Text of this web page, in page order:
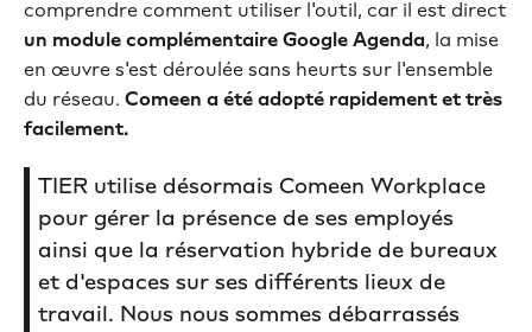
comprendre comment utiliser l'outil, car il est direct
un module complémentaire Google Agenda, la mise
en œuvre s'est déroulée sans heurts sur l'ensemble
du réseau. Comeen a été adopté rapidement et très
facilement.
TIER utilise désormais Comeen Workplace
pour gérer la présence de ses employés
ainsi que la réservation hybride de bureaux
et d'espaces sur ses différents lieux de
travail. Nous nous sommes débarrassés